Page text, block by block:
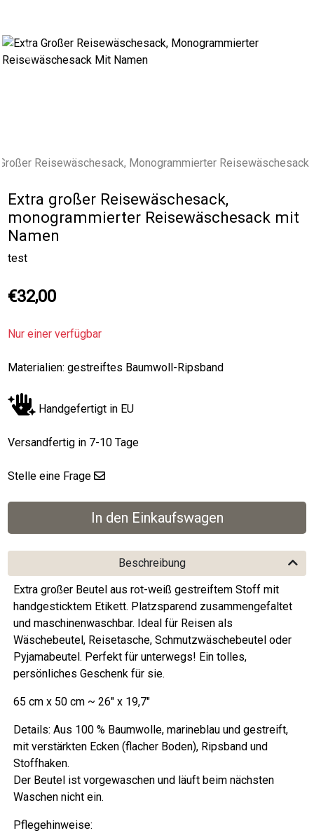
Previous
Extra großer Reisewäschesack,
monogrammierter Reisewäschesack mit
Namen
test
€32,00
Nur einer verfügbar
Materialien: gestreiftes Baumwoll-Ripsband
Handgefertigt in EU
Versandfertig in 7-10 Tage
Stelle eine Frage
Beschreibung
Extra großer Beutel aus rot-weiß gestreiftem Stoff mit
handgesticktem Etikett. Platzsparend zusammengefaltet
und maschinenwaschbar. Ideal für Reisen als
Wäschebeutel, Reisetasche, Schmutzwäschebeutel oder
Pyjamabeutel. Perfekt für unterwegs! Ein tolles,
persönliches Geschenk für sie.
65 cm x 50 cm ~ 26" x 19,7"
Details: Aus 100 % Baumwolle, marineblau und gestreift,
mit verstärkten Ecken (flacher Boden), Ripsband und
Stoffhaken.
Der Beutel ist vorgewaschen und läuft beim nächsten
Waschen nicht ein.
Pflegehinweise: